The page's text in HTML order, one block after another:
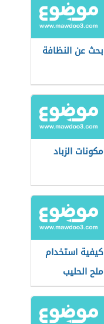
بحث عن النظافة
مكونات الزباد
كيفية استخدام
ملح الحليب